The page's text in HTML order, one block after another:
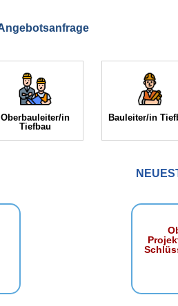
Oberbauleiter/in
Tiefbau
Bauleiter/in